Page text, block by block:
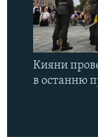
Кияни
в останню